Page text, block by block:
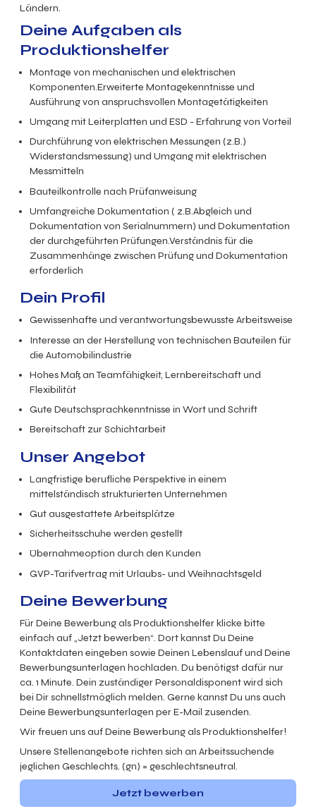
Ländern.
Deine Aufgaben als
Produktionshelfer
Montage von mechanischen und elektrischen
Komponenten.Erweiterte Montagekenntnisse und
Ausführung von anspruchsvollen Montagetätigkeiten
Umgang mit Leiterplatten und ESD - Erfahrung von Vorteil
Durchführung von elektrischen Messungen (z.B.)
Widerstandsmessung) und Umgang mit elektrischen
Messmitteln
Bauteilkontrolle nach Prüfanweisung
Umfangreiche Dokumentation ( z.B.Abgleich und
Dokumentation von Serialnummern) und Dokumentation
der durchgeführten Prüfungen.Verständnis für die
Zusammenhänge zwischen Prüfung und Dokumentation
erforderlich
Dein Profil
Gewissenhafte und verantwortungsbewusste Arbeitsweise
Interesse an der Herstellung von technischen Bauteilen für
die Automobilindustrie
Hohes Maß an Teamfähigkeit, Lernbereitschaft und
Flexibilität
Gute Deutschsprachkenntnisse in Wort und Schrift
Bereitschaft zur Schichtarbeit
Unser Angebot
Langfristige berufliche Perspektive in einem
mittelständisch strukturierten Unternehmen
Gut ausgestattete Arbeitsplätze
Sicherheitsschuhe werden gestellt
Übernahmeoption durch den Kunden
GVP-Tarifvertrag mit Urlaubs- und Weihnachtsgeld
Deine Bewerbung
Für Deine Bewerbung als Produktionshelfer klicke bitte
einfach auf „Jetzt bewerben“. Dort kannst Du Deine
Kontaktdaten eingeben sowie Deinen Lebenslauf und Deine
Bewerbungsunterlagen hochladen. Du benötigst dafür nur
ca. 1 Minute. Dein zuständiger Personaldisponent wird sich
bei Dir schnellstmöglich melden. Gerne kannst Du uns auch
Deine Bewerbungsunterlagen per E-Mail zusenden.
Wir freuen uns auf Deine Bewerbung als Produktionshelfer!
Unsere Stellenangebote richten sich an Arbeitssuchende
jeglichen Geschlechts. (gn) = geschlechtsneutral.
Jetzt bewerben